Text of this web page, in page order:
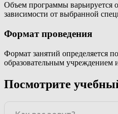
Объем программы варьируется
зависимости от выбранной
Формат проведения
Формат занятий определяется
образовательным учреждением
Посмотрите